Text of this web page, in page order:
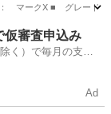
マークX ■ グレード
仮審査申込み
く）で毎月の支払
Ad